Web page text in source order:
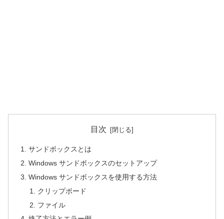
目次
サンドボックスとは
Windows サンドボックスのセットアップ
Windows サンドボックスを使用する方法
クリップボード
ファイル